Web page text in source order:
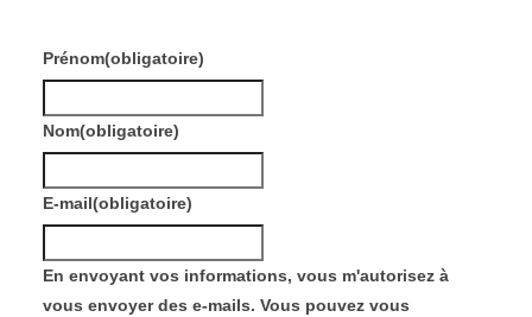
Prénom(obligatoire)
Nom(obligatoire)
E-mail(obligatoire)
En envoyant vos informations, vous m'autorisez à
vous envoyer des e-mails. Vous pouvez vous